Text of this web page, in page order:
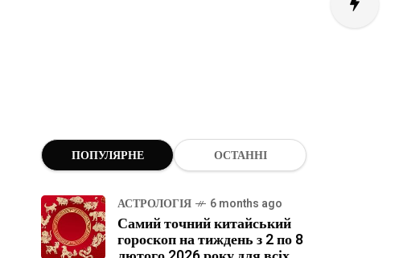
ПОПУЛЯРНЕ ОСТАННІ
АСТРОЛОГІЯ 6 months ago
Самий точний китайський
гороскоп на тиждень з 2 по 8